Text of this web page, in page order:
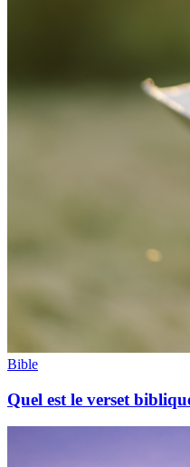
Bible
Quel est le verset